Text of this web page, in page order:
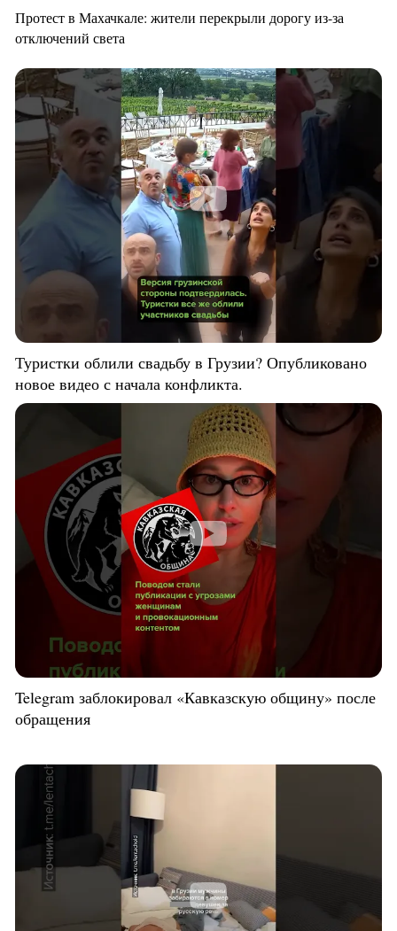
Протест в Махачкале: жители перекрыли дорогу из-за
отключений света
Туристки облили свадьбу в Грузии? Опубликовано
новое видео с начала конфликта.
Telegram заблокировал «Кавказскую общину» после
обращения